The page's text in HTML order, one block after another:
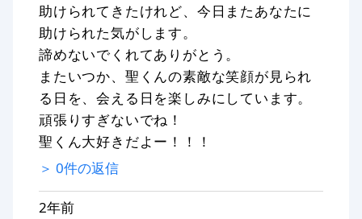
助けられてきたけれど、今日またあなたに
助けられた気がします。
諦めないでくれてありがとう。
またいつか、聖くんの素敵な笑顔が見られ
る日を、会える日を楽しみにしています。
頑張りすぎないでね！
聖くん大好きだよー！！！
＞ 0件の返信
2年前